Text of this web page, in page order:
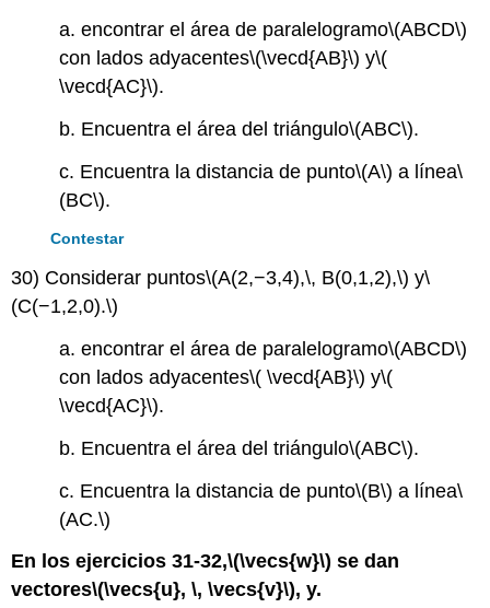
a. encontrar el área de paralelogramo\(ABCD\)
con lados adyacentes\(\vecd{AB}\) y\(
\vecd{AC}\).
b. Encuentra el área del triángulo\(ABC\).
c. Encuentra la distancia de punto\(A\) a línea\
(BC\).
Contestar
30) Considerar puntos\(A(2,−3,4),\, B(0,1,2),\) y\
(C(−1,2,0).\)
a. encontrar el área de paralelogramo\(ABCD\)
con lados adyacentes\( \vecd{AB}\) y\(
\vecd{AC}\).
b. Encuentra el área del triángulo\(ABC\).
c. Encuentra la distancia de punto\(B\) a línea\
(AC.\)
En los ejercicios 31-32,\(\vecs{w}\) se dan
vectores\(\vecs{u}, \, \vecs{v}\), y.